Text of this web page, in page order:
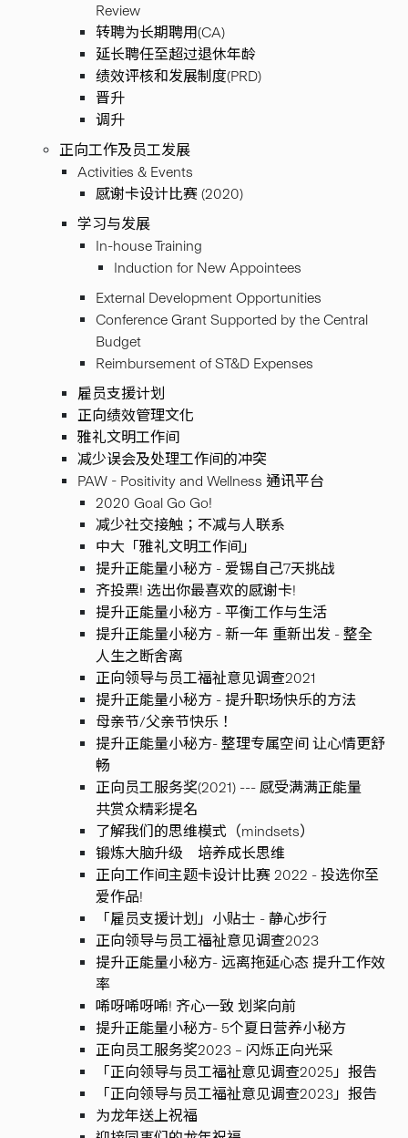
Review
转聘为长期聘用(CA)
延长聘任至超过退休年龄
绩效评核和发展制度(PRD)
晋升
调升
正向工作及员工发展
Activities & Events
感谢卡设计比赛 (2020)
学习与发展
In-house Training
Induction for New Appointees
External Development Opportunities
Conference Grant Supported by the Central
Budget
Reimbursement of ST&D Expenses
雇员支援计划
正向绩效管理文化
雅礼文明工作间
减少误会及处理工作间的冲突
PAW - Positivity and Wellness 通讯平台
2020 Goal Go Go!
减少社交接触；不减与人联系
中大「雅礼文明工作间」
提升正能量小秘方 - 爱锡自己7天挑战
齐投票! 选出你最喜欢的感谢卡!
提升正能量小秘方 - 平衡工作与生活
提升正能量小秘方 - 新一年 重新出发 - 整全
人生之断舍离
正向领导与员工福祉意见调查2021
提升正能量小秘方 - 提升职场快乐的方法
母亲节/父亲节快乐！
提升正能量小秘方- 整理专属空间 让心情更舒
畅
正向员工服务奖(2021) --- 感受满满正能量
共赏众精彩提名
了解我们的思维模式（mindsets）
锻炼大脑升级 培养成长思维
正向工作间主题卡设计比赛 2022 - 投选你至
爱作品!
「雇员支援计划」小贴士 - 静心步行
正向领导与员工福祉意见调查2023
提升正能量小秘方- 远离拖延心态 提升工作效
率
唏呀唏呀唏! 齐心一致 划桨向前
提升正能量小秘方- 5个夏日营养小秘方
正向员工服务奖2023 – 闪烁正向光采
「正向领导与员工福祉意见调查2025」报告
「正向领导与员工福祉意见调查2023」报告
为龙年送上祝福